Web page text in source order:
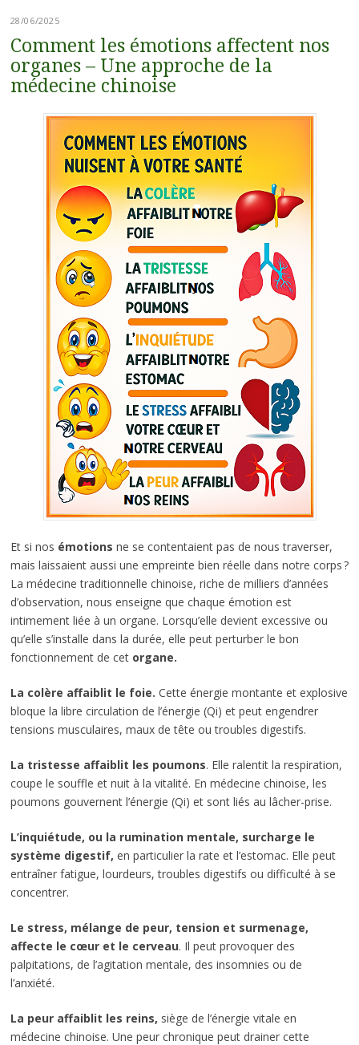
28/06/2025
Comment les émotions affectent nos
organes – Une approche de la
médecine chinoise
Et si nos émotions ne se contentaient pas de nous traverser,
mais laissaient aussi une empreinte bien réelle dans notre corps ?
La médecine traditionnelle chinoise, riche de milliers d’années
d’observation, nous enseigne que chaque émotion est
intimement liée à un organe. Lorsqu’elle devient excessive ou
qu’elle s’installe dans la durée, elle peut perturber le bon
fonctionnement de cet organe.
La colère affaiblit le foie. Cette énergie montante et explosive
bloque la libre circulation de l’énergie (Qi) et peut engendrer
tensions musculaires, maux de tête ou troubles digestifs.
La tristesse affaiblit les poumons. Elle ralentit la respiration,
coupe le souffle et nuit à la vitalité. En médecine chinoise, les
poumons gouvernent l’énergie (Qi) et sont liés au lâcher-prise.
L’inquiétude, ou la rumination mentale, surcharge le
système digestif, en particulier la rate et l’estomac. Elle peut
entraîner fatigue, lourdeurs, troubles digestifs ou difficulté à se
concentrer.
Le stress, mélange de peur, tension et surmenage,
affecte le cœur et le cerveau. Il peut provoquer des
palpitations, de l’agitation mentale, des insomnies ou de
l’anxiété.
La peur affaiblit les reins, siège de l’énergie vitale en
médecine chinoise. Une peur chronique peut drainer cette